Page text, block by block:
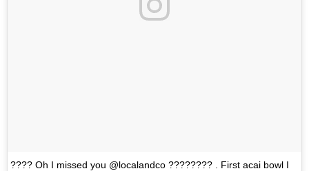
???? Oh I missed you @localandco ???????? . First acai bowl I